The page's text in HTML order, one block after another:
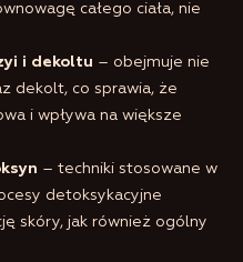
całego ciała, nie
i dekoltu – obejmuje nie
dekolt, co sprawia, że
i wpływa na większe
– techniki stosowane w
detoksykacyjne
skóry, jak również ogólny